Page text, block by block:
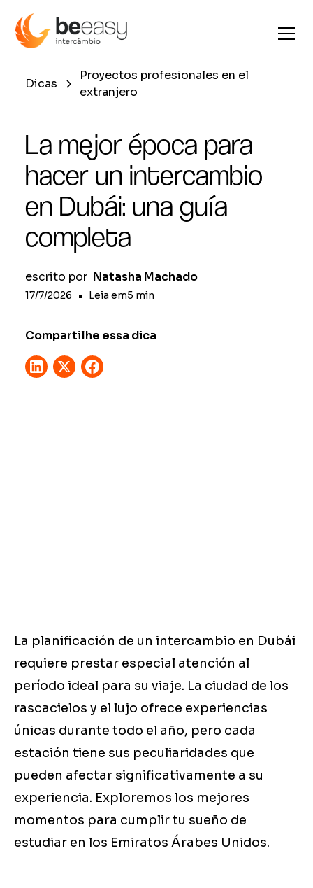
Dicas
Proyectos profesionales en el
extranjero
La mejor época para
hacer un intercambio
en Dubái: una guía
completa
escrito por Natasha Machado
17/7/2026 • Leia em5 min
Compartilhe essa dica
La planificación de un intercambio en Dubái
requiere prestar especial atención al
período ideal para su viaje. La ciudad de los
rascacielos y el lujo ofrece experiencias
únicas durante todo el año, pero cada
estación tiene sus peculiaridades que
pueden afectar significativamente a su
experiencia. Exploremos los mejores
momentos para cumplir tu sueño de
estudiar en los Emiratos Árabes Unidos.